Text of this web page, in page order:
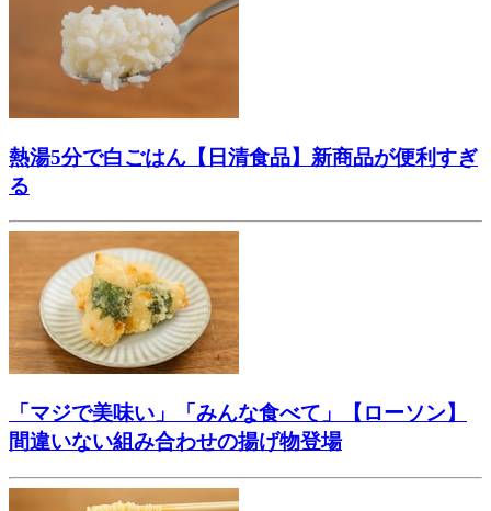
熱湯5分で白ごはん【日清食品】新商品が便利すぎ
る
「マジで美味い」「みんな食べて」【ローソン】
間違いない組み合わせの揚げ物登場